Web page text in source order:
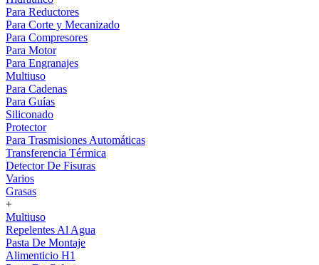
Para Reductores
Para Corte y Mecanizado
Para Compresores
Para Motor
Para Engranajes
Multiuso
Para Cadenas
Para Guías
Siliconado
Protector
Para Trasmisiones Automáticas
Transferencia Térmica
Detector De Fisuras
Varios
Grasas
+
Multiuso
Repelentes Al Agua
Pasta De Montaje
Alimenticio H1